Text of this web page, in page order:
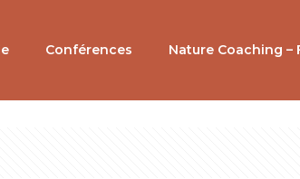
Conférences Nature Coaching –